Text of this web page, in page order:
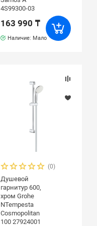
4S99300-03
163 990 ₸
Наличие: Мало
(0)
Душевой
гарнитур 600,
хром Grohe
NTempesta
Cosmopolitan
100 27924001